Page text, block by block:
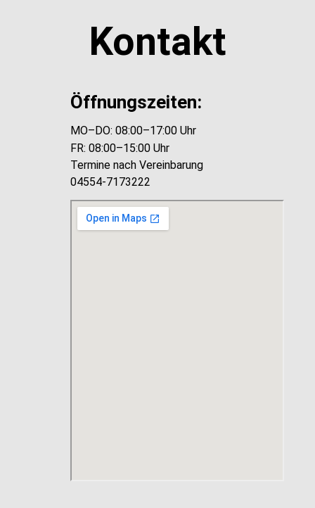
Kontakt
Öffnungszeiten:
MO–DO: 08:00–17:00 Uhr
FR: 08:00–15:00 Uhr
Termine nach Vereinbarung
04554-7173222